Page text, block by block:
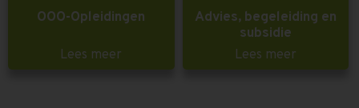
OOO-Opleidingen
Lees meer
Advies, begeleiding en
subsidie
Lees meer